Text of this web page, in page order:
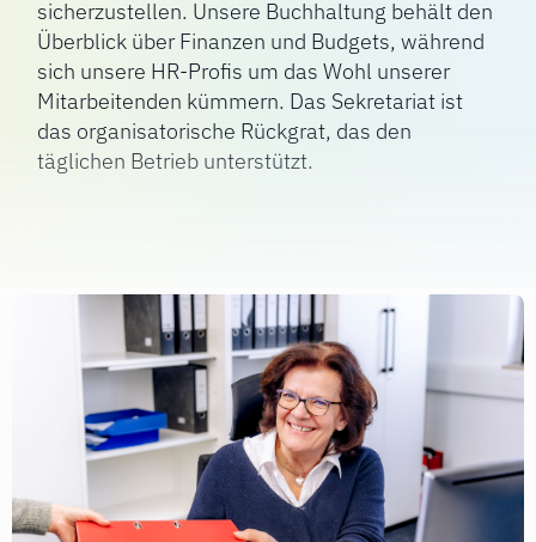
sicherzustellen. Unsere Buchhaltung behält den
Überblick über Finanzen und Budgets, während
sich unsere HR-Profis um das Wohl unserer
Mitarbeitenden kümmern. Das Sekretariat ist
das organisatorische Rückgrat, das den
täglichen Betrieb unterstützt.